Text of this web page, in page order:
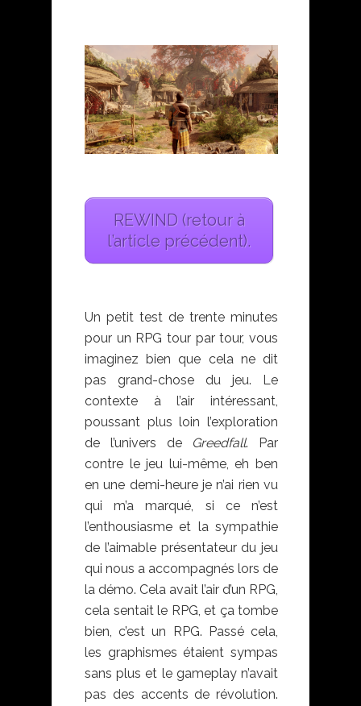
REWIND (retour à
l’article précédent).
Un petit test de trente minutes
pour un RPG tour par tour, vous
imaginez bien que cela ne dit
pas grand-chose du jeu. Le
contexte à l’air intéressant,
poussant plus loin l’exploration
de l’univers de Greedfall. Par
contre le jeu lui-même, eh ben
en une demi-heure je n’ai rien vu
qui m’a marqué, si ce n’est
l’enthousiasme et la sympathie
de l’aimable présentateur du jeu
qui nous a accompagnés lors de
la démo. Cela avait l’air d’un RPG,
cela sentait le RPG, et ça tombe
bien, c’est un RPG. Passé cela,
les graphismes étaient sympas
sans plus et le gameplay n’avait
pas des accents de révolution.